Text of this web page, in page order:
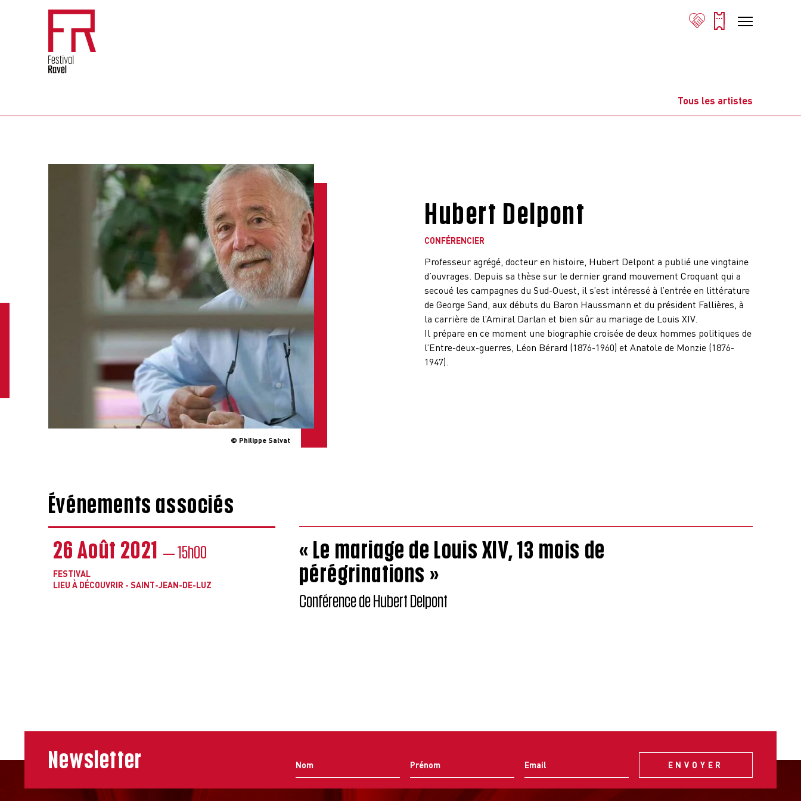
Tous les artistes
© Philippe Salvat
Hubert Delpont
CONFÉRENCIER
Professeur agrégé, docteur en histoire, Hubert Delpont a publié une vingtaine
d’ouvrages. Depuis sa thèse sur le dernier grand mouvement Croquant qui a
secoué les campagnes du Sud-Ouest, il s’est intéressé à l’entrée en littérature
de George Sand, aux débuts du Baron Haussmann et du président Fallières, à
la carrière de l’Amiral Darlan et bien sûr au mariage de Louis XIV.
Il prépare en ce moment une biographie croisée de deux hommes politiques de
l’Entre-deux-guerres, Léon Bérard (1876-1960) et Anatole de Monzie (1876-
1947).
Événements associés
26 Août 2021 — 15h00
FESTIVAL
LIEU À DÉCOUVRIR - SAINT-JEAN-DE-LUZ
« Le mariage de Louis XIV, 13 mois de
pérégrinations »
Conférence de Hubert Delpont
Newsletter